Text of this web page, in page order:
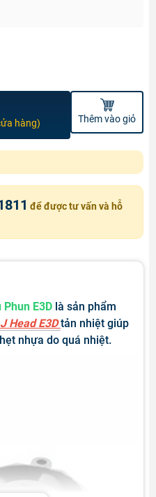
hàng) Thêm vào giỏ
để được tư vấn và hỗ
E3D là sản phẩm
Head E3Dtản nhiệt giúp
nhựa do quá nhiệt.